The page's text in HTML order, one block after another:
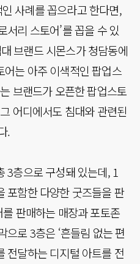
사례를 꼽으라고 한다면,
서리 스토어’를 꼽을 수 있
브랜드 시몬스가 청담동에
는 아주 이색적인 팝업스
브랜드가 오픈한 팝업스토
어디에서도 침대와 관련된
.
3층으로 구성돼 있는데, 1
포함한 다양한 굿즈들을 판
판매하는 매장과 포토존
으로 3층은 ‘흔들림 없는 편
전달하는 디지털 아트를 전